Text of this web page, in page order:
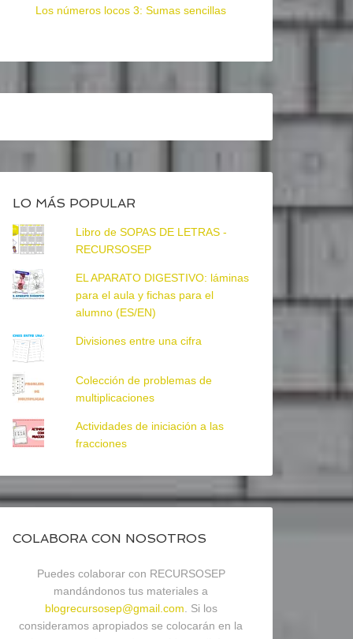
Los números locos 3: Sumas sencillas
LO MÁS POPULAR
Libro de SOPAS DE LETRAS -
RECURSOSEP
EL APARATO DIGESTIVO: láminas
para el aula y fichas para el
alumno (ES/EN)
Divisiones entre una cifra
Colección de problemas de
multiplicaciones
Actividades de iniciación a las
fracciones
COLABORA CON NOSOTROS
Puedes colaborar con RECURSOSEP
mandándonos tus materiales a
blogrecursosep@gmail.com . Si los
consideramos apropiados se colocarán en la